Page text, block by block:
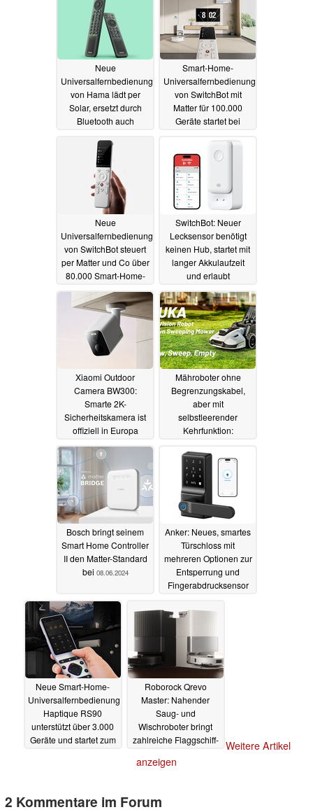
Neue
Universalfernbedienung
von Hama lädt per
Solar, ersetzt durch
Bluetooth auch
Remote10.09.2024
Smart-Home-
Universalfernbedienung
von SwitchBot mit
Matter für 100.000
Geräte startet bei
29.07.2024
Neue
Universalfernbedienung
von SwitchBot steuert
per Matter und Co über
80.000 Smart-Home-
23.06.2024
SwitchBot: Neuer
Lecksensor benötigt
keinen Hub, startet mit
langer Akkulaufzeit
und erlaubt
11.06.2024
Xiaomi Outdoor
Camera BW300:
Smarte 2K-
Sicherheitskamera ist
offiziell in Europa
per Solarpanel
11.06.2024
Mähroboter ohne
Begrenzungskabel,
aber mit
selbstleerender
Kehrfunktion:
startet in den Verkauf
09.06.2024
Bosch bringt seinem
Smart Home Controller
II den Matter-Standard
bei 08.06.2024
Anker: Neues, smartes
Türschloss mit
mehreren Optionen zur
Entsperrung und
Fingerabdrucksensor
Neue Smart-Home-
Universalfernbedienung
Haptique RS90
unterstützt über 3.000
Geräte und startet zum
Roborock Qrevo
Master: Nahender
Saug- und
Wischroboter bringt
zahlreiche Flaggschiff-
Mittelklasse
Weitere Artikel
anzeigen
2 Kommentare im Forum